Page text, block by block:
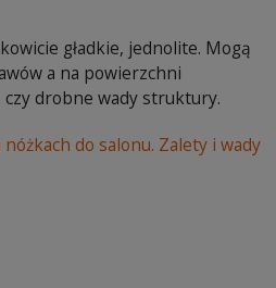
gładkie, jednolite. Mogą
a na powierzchni
drobne wady struktury.
nóżkach do salonu. Zalety i wady